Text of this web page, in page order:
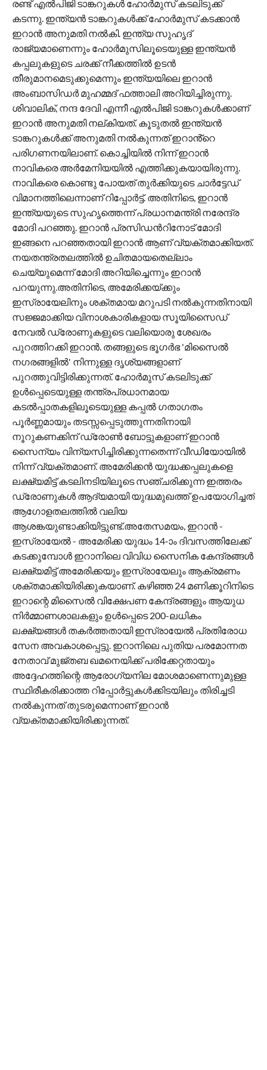
രണ്ട് എൽപിജി ടാങ്കറുകൾ ഹോർമുസ് കടലിടുക്ക്
കടന്നു. ഇന്ത്യൻ ടാങ്കറുകൾക്ക് ഹോർമുസ് കടക്കാൻ
ഇറാൻ അനുമതി നൽകി. ഇന്ത്യ സുഹൃദ്
രാജ്യമാണെന്നും ഹോർമുസിലൂടെയുള്ള ഇന്ത്യൻ
കപ്പലുകളുടെ ചരക്ക് നീക്കത്തിൽ ഉടൻ
തീരുമാനമെടുക്കുമെന്നും ഇന്ത്യയിലെ ഇറാൻ
അംബാസിഡർ മുഹമ്മദ് ഫത്താലി അറിയിച്ചിരുന്നു.
ശിവാലിക്, നന്ദ ദേവി എന്നീ എൽപിജി ടാങ്കറുകൾക്കാണ്
ഇറാൻ അനുമതി നല്കിയത്. കൂടുതൽ ഇന്ത്യൻ
ടാങ്കറുകൾക്ക് അനുമതി നൽകുന്നത് ഇറാൻ്റെ
പരിഗണനയിലാണ്. കൊച്ചിയിൽ നിന്ന് ഇറാൻ
നാവികരെ അർമേനിയയിൽ എത്തിക്കുകയായിരുന്നു.
നാവികരെ കൊണ്ടു പോയത് തുർക്കിയുടെ ചാർട്ടേഡ്
വിമാനത്തിലെന്നാണ് റിപ്പോർട്ട്. അതിനിടെ, ഇറാൻ
ഇന്ത്യയുടെ സുഹൃത്തെന്ന് പ്രധാനമന്ത്രി നരേന്ദ്ര
മോദി പറഞ്ഞു. ഇറാൻ പ്രസിഡൻറിനോട് മോദി
ഇങ്ങനെ പറഞ്ഞതായി ഇറാൻ ആണ് വ്യക്തമാക്കിയത്.
നയതന്ത്രതലത്തിൽ ഉചിതമായതെല്ലാം
ചെയ്യുമെന്ന് മോദി അറിയിച്ചെന്നും ഇറാൻ
പറയുന്നു.അതിനിടെ, അമേരിക്കയ്ക്കും
ഇസ്രായേലിനും ശക്തമായ മറുപടി നൽകുന്നതിനായി
സജ്ജമാക്കിയ വിനാശകാരികളായ സൂയിസൈഡ്
നേവൽ ഡ്രോണുകളുടെ വലിയൊരു ശേഖരം
പുറത്തിറക്കി ഇറാൻ. തങ്ങളുടെ ഭൂഗർഭ 'മിസൈൽ
നഗരങ്ങളിൽ' നിന്നുള്ള ദൃശ്യങ്ങളാണ്
പുറത്തുവിട്ടിരിക്കുന്നത്. ഹോർമുസ് കടലിടുക്ക്
ഉൾപ്പെടെയുള്ള തന്ത്രപ്രധാനമായ
കടൽപ്പാതകളിലൂടെയുള്ള കപ്പൽ ഗതാഗതം
പൂർണ്ണമായും തടസ്സപ്പെടുത്തുന്നതിനായി
നൂറുകണക്കിന് ഡ്രോൺ ബോട്ടുകളാണ് ഇറാൻ
സൈന്യം വിന്യസിച്ചിരിക്കുന്നതെന്ന് വീഡിയോയിൽ
നിന്ന് വ്യക്തമാണ്. അമേരിക്കൻ യുദ്ധക്കപ്പലുകളെ
ലക്ഷ്യമിട്ട് കടലിനടിയിലൂടെ സഞ്ചരിക്കുന്ന ഇത്തരം
ഡ്രോണുകൾ ആദ്യമായി യുദ്ധമുഖത്ത് ഉപയോഗിച്ചത്
ആഗോളതലത്തിൽ വലിയ
ആശങ്കയുണ്ടാക്കിയിട്ടുണ്ട്.അതേസമയം, ഇറാൻ -
ഇസ്രായേൽ - അമേരിക്ക യുദ്ധം 14-ാം ദിവസത്തിലേക്ക്
കടക്കുമ്പോൾ ഇറാനിലെ വിവിധ സൈനിക കേന്ദ്രങ്ങൾ
ലക്ഷ്യമിട്ട് അമേരിക്കയും ഇസ്രായേലും ആക്രമണം
ശക്തമാക്കിയിരിക്കുകയാണ്. കഴിഞ്ഞ 24 മണിക്കൂറിനിടെ
ഇറാന്റെ മിസൈൽ വിക്ഷേപണ കേന്ദ്രങ്ങളും ആയുധ
നിർമ്മാണശാലകളും ഉൾപ്പെടെ 200-ലധികം
ലക്ഷ്യങ്ങൾ തകർത്തതായി ഇസ്രായേൽ പ്രതിരോധ
സേന അവകാശപ്പെട്ടു. ഇറാനിലെ പുതിയ പരമോന്നത
നേതാവ് മുജ്തബ ഖമനെയിക്ക് പരിക്കേറ്റതായും
അദ്ദേഹത്തിന്റെ ആരോഗ്യനില മോശമാണെന്നുമുള്ള
സ്ഥിരീകരിക്കാത്ത റിപ്പോർട്ടുകൾക്കിടയിലും തിരിച്ചടി
നൽകുന്നത് തുടരുമെന്നാണ് ഇറാൻ
വ്യക്തമാക്കിയിരിക്കുന്നത്.